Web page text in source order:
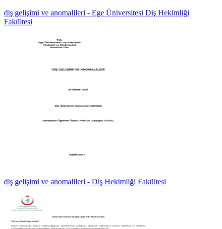
diş gelişimi ve anomalileri - Ege Üniversitesi Diş Hekimliği
Fakültesi
diş gelişimi ve anomalileri - Diş Hekimliği Fakültesi